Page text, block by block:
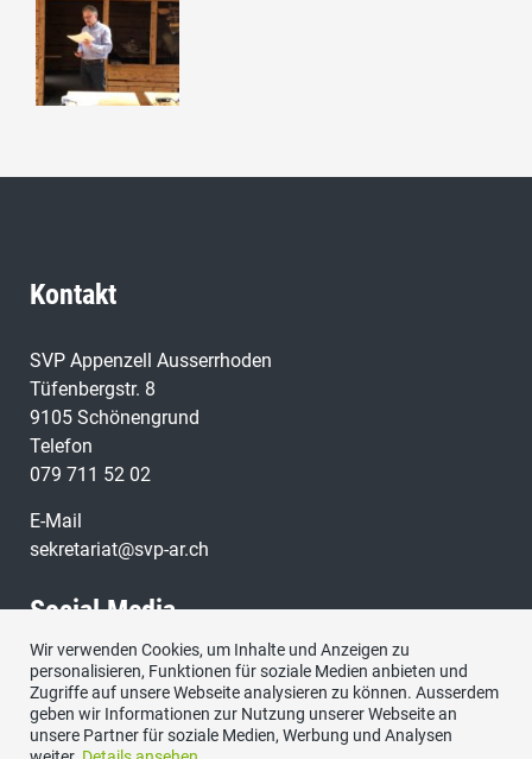
Kontakt
SVP Appenzell Ausserrhoden
Tüfenbergstr. 8
9105 Schönengrund
Telefon
079 711 52 02
E-Mail
sekretariat@svp-ar.ch
Social Media
Wir verwenden Cookies, um Inhalte und Anzeigen zu
personalisieren, Funktionen für soziale Medien anbieten und
Zugriffe auf unsere Webseite analysieren zu können. Ausserdem
geben wir Informationen zur Nutzung unserer Webseite an
unsere Partner für soziale Medien, Werbung und Analysen